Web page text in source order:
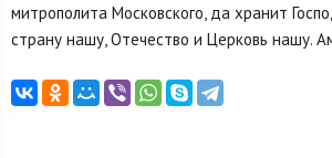
митрополита Московского, да хранит
страну нашу, Отечество и Церковь нашу.